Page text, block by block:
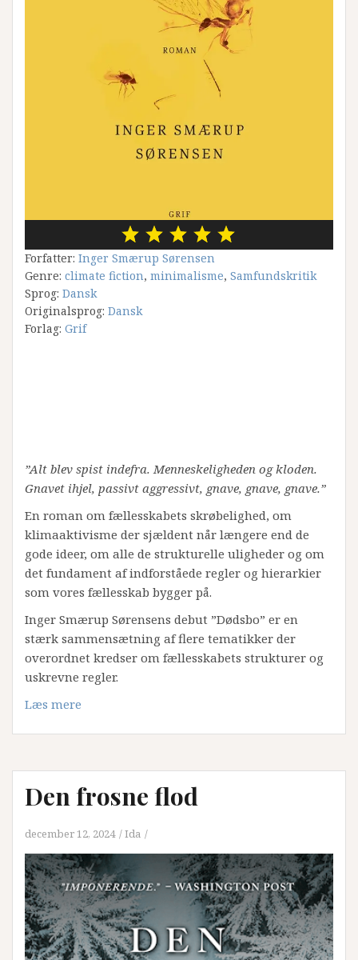
Forfatter: Inger Smærup Sørensen
Genre: climate fiction, minimalisme, Samfundskritik
Sprog: Dansk
Originalsprog: Dansk
Forlag: Grif
”Alt blev spist indefra. Menneskeligheden og kloden.
Gnavet ihjel, passivt aggressivt, gnave, gnave, gnave.”
En roman om fællesskabets skrøbelighed, om
klimaaktivisme der sjældent når længere end de
gode ideer, om alle de strukturelle uligheder og om
det fundament af indforståede regler og hierarkier
som vores fællesskab bygger på.
Inger Smærup Sørensens debut ”Dødsbo” er en
stærk sammensætning af flere tematikker der
overordnet kredser om fællesskabets strukturer og
uskrevne regler.
Læs mere
Den frosne flod
december 12, 2024 Ida